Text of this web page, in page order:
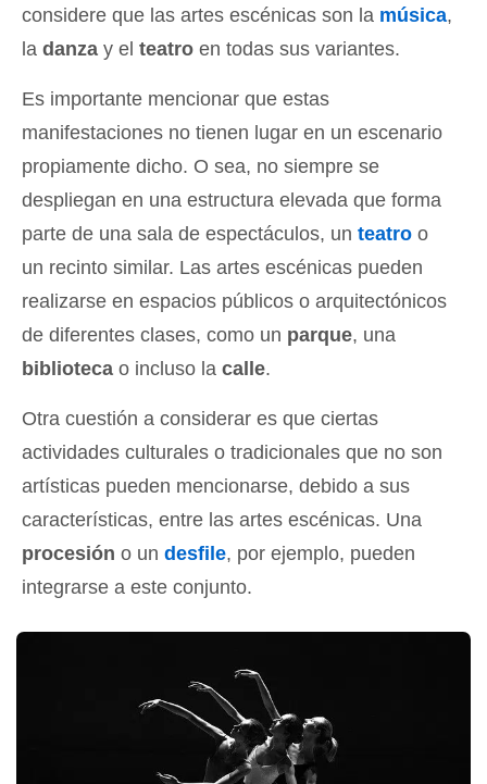
considere que las artes escénicas son la música,
la danza y el teatro en todas sus variantes.
Es importante mencionar que estas
manifestaciones no tienen lugar en un escenario
propiamente dicho. O sea, no siempre se
despliegan en una estructura elevada que forma
parte de una sala de espectáculos, un teatro o
un recinto similar. Las artes escénicas pueden
realizarse en espacios públicos o arquitectónicos
de diferentes clases, como un parque, una
biblioteca o incluso la calle.
Otra cuestión a considerar es que ciertas
actividades culturales o tradicionales que no son
artísticas pueden mencionarse, debido a sus
características, entre las artes escénicas. Una
procesión o un desfile, por ejemplo, pueden
integrarse a este conjunto.